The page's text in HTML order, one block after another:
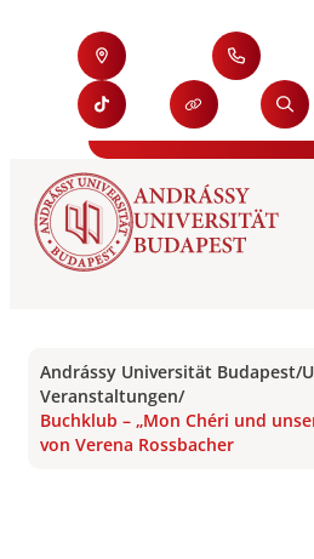
Andrássy Universität Budapest/
Veranstaltungen/
Buchklub – „Mon Chéri und
von Verena Rossbacher